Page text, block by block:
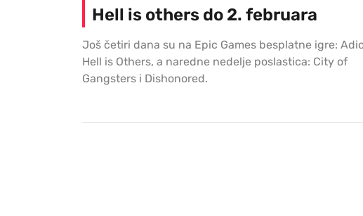
Hell is others do 2. februara
Još četiri dana su na Epic Games besplatne igre:
Hell is Others, a naredne nedelje poslastica: City of
Gangsters i Dishonored.